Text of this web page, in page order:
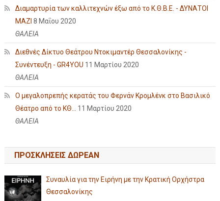
Διαμαρτυρία των καλλιτεχνών έξω από το Κ.Θ.Β.Ε. - ΔΥΝΑΤΟΙ
ΜΑΖΙ 8 Μαΐου 2020
ΘΑΛΕΙΑ
Διεθνές Δίκτυο Θεάτρου Ντοκιμαντέρ Θεσσαλονίκης -
Συνέντευξη - GR4YOU 11 Μαρτίου 2020
ΘΑΛΕΙΑ
Ο μεγαλοπρεπής κερατάς του Φερνάν Κρομλένκ στο Βασιλικό
Θέατρο από το ΚΘ...
11 Μαρτίου 2020
ΘΑΛΕΙΑ
ΠΡΟΣΚΛΗΣΕΙΣ ΔΩΡΕΑΝ
Συναυλία για την Ειρήνη με την Κρατική Ορχήστρα
Θεσσαλονίκης